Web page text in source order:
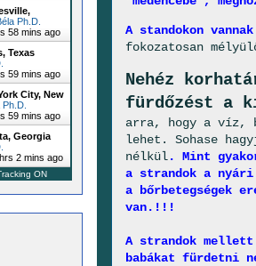
A standokon vannak
fokozatosan
Nehéz
fürdőzést a
arra, hogy a víz,
lehet. Sohase
nélkül. Mint
a strandok a nyári
a bőrbetegségek
van.!!!
A strandok
babákat fürdetni
Ph.D.
58 mins ago
Texas
59 mins ago
City, New
59 mins ago
Georgia
2 mins ago
ON